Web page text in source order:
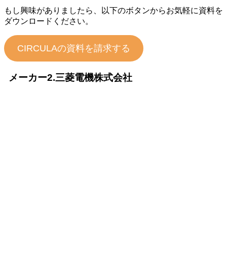
もし興味がありましたら、以下のボタンからお気軽に資料を
ダウンロードください。
CIRCULAの資料を請求する
メーカー2.三菱電機株式会社